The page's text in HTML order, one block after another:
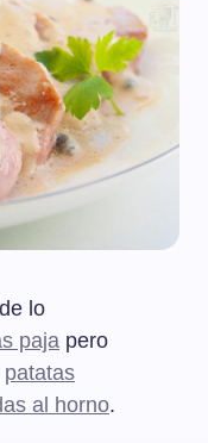
lo
paja pero
patatas
al horno.